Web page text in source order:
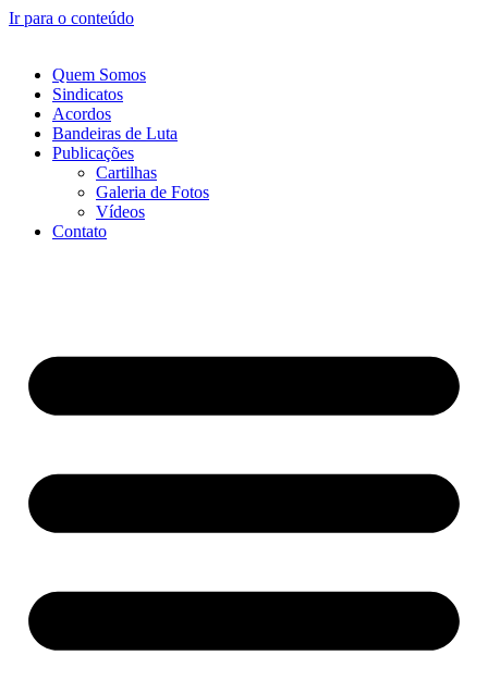
Ir para o conteúdo
Quem Somos
Sindicatos
Acordos
Bandeiras de Luta
Publicações
Cartilhas
Galeria de Fotos
Vídeos
Contato